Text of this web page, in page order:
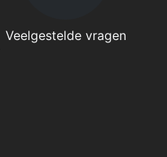
Veelgestelde vragen